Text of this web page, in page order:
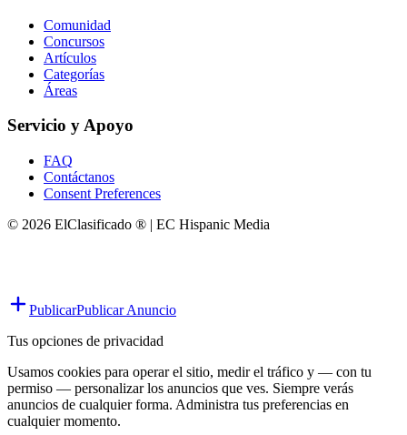
Comunidad
Concursos
Artículos
Categorías
Áreas
Servicio y Apoyo
FAQ
Contáctanos
Consent Preferences
© 2026 ElClasificado ® | EC Hispanic Media
PublicarPublicar Anuncio
Tus opciones de privacidad
Usamos cookies para operar el sitio, medir el tráfico y — con tu
permiso — personalizar los anuncios que ves. Siempre verás
anuncios de cualquier forma. Administra tus preferencias en
cualquier momento.